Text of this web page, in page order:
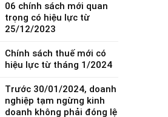
06 chính sách mới quan
trọng có hiệu lực từ
25/12/2023
Chính sách thuế mới có
hiệu lực từ tháng 1/2024
Trước 30/01/2024, doanh
nghiệp tạm ngừng kinh
doanh không phải đóng lệ